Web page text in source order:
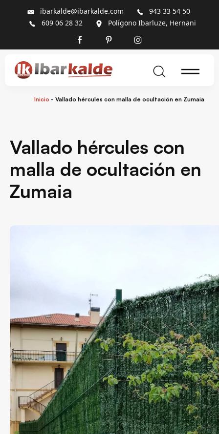
ibarkalde@ibarkalde.com
943 33 54 50
609 06 28 32
Polígono Ibarluze, Hernani
Inicio - Vallado hércules con malla de ocultación en Zumaia
Vallado hércules con
malla de ocultación en
Zumaia